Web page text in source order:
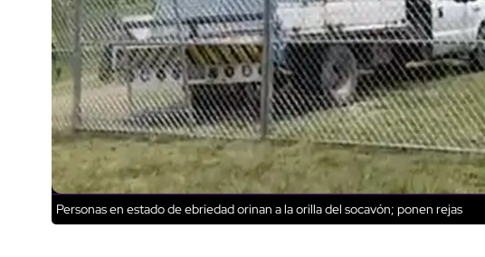
Personas en estado de ebriedad orinan a la orilla del socavón; ponen rejas